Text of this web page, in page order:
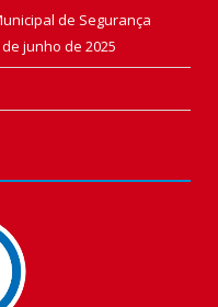
de Segurança
de junho de 2025